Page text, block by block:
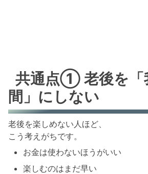
共通点① 老後を「
間」にしない
老後を楽しめない人ほど、
こう考えがちです。
お金は使わないほうがいい
楽しむのはまだ早い